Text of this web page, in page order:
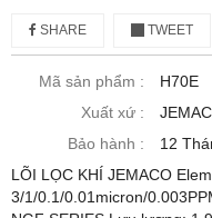
SHARE TWEET
Mã sản phẩm :
H70E
Xuất xứ :
Bảo hành :
12
LÕI LỌC KHÍ JEMACO
3/1/0.1/0.01micron/